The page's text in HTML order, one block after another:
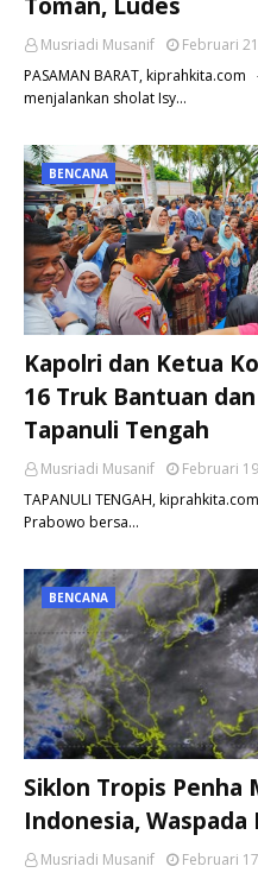
Musriadi Musanif
Februari
PASAMAN BARAT,
menjalankan sholat Isy…
BENCANA
Kapolri dan Ketua
16 Truk Bantuan
Tapanuli Tengah
Musriadi Musanif
Februari
TAPANULI TENGAH,
Prabowo bersa…
BENCANA
Siklon Tropis Penha
Indonesia, Waspada
Musriadi Musanif
Februari